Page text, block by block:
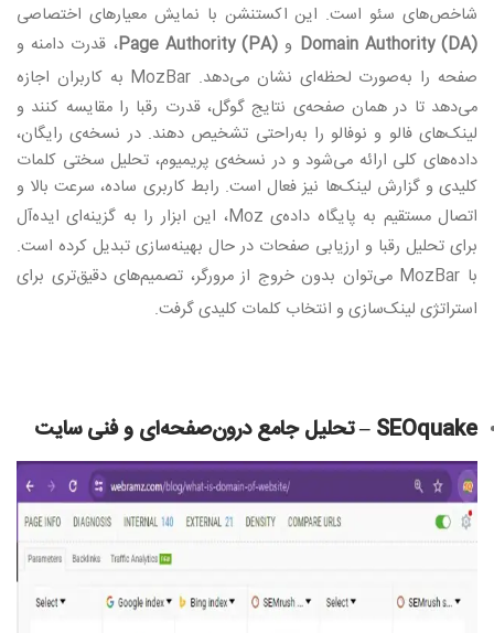
شاخص‌های سئو است. این اکستنشن با نمایش معیارهای اختصاصی
Domain Authority (DA) و Page Authority (PA)، قدرت دامنه و
صفحه را به‌صورت لحظه‌ای نشان می‌دهد. MozBar
به کاربران اجازه
می‌دهد تا در همان صفحه‌ی نتایج گوگل، قدرت رقبا را مقایسه کنند و
لینک‌های فالو و نوفالو را به‌راحتی تشخیص دهند. در نسخه‌ی رایگان،
داده‌های کلی ارائه می‌شود و در نسخه‌ی پریمیوم، تحلیل سختی کلمات
کلیدی و گزارش لینک‌ها نیز فعال است. رابط کاربری ساده، سرعت بالا و
اتصال مستقیم به پایگاه داده‌یMoz
، این ابزار را به گزینه‌ای ایده‌آل
برای تحلیل رقبا و ارزیابی صفحات در حال بهینه‌سازی تبدیل کرده است.
با
می‌توان بدون خروج از مرورگر، تصمیم‌های دقیق‌تری برای
استراتژی لینک‌سازی و انتخاب کلمات کلیدی گرفت.
SEOquake – تحلیل جامع درون‌صفحه‌ای و فنی سایت